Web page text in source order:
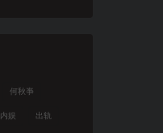
何秋亊
内娱 出轨